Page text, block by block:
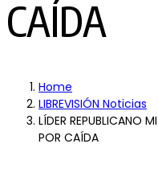
CAÍDA
Home
LIBREVISIÓN Noticias
LÍDER REPUBLICANO
POR CAÍDA